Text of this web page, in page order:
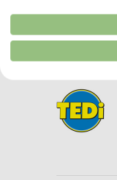
Verwendung
Erstellung von
Erstellung von
Verwendung von